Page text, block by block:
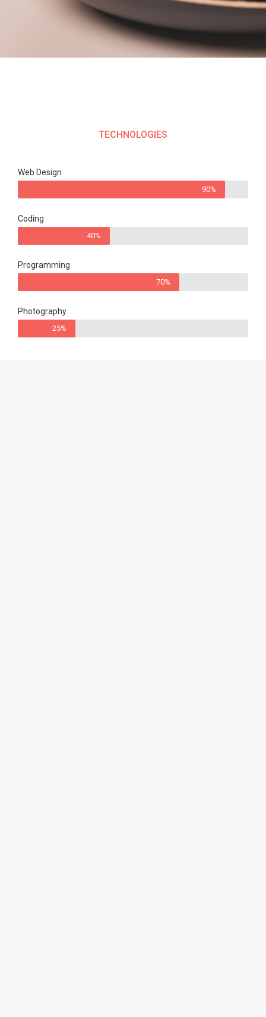
TECHNOLOGIES
Web Design
90%
Coding
40%
Programming
70%
Photography
25%